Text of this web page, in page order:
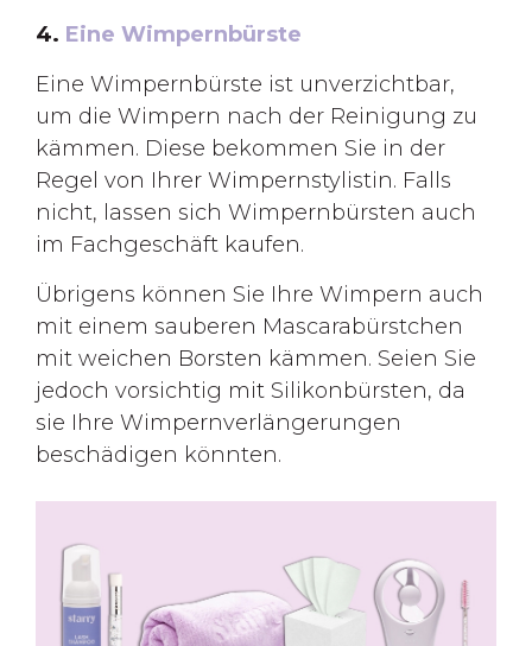
4. Eine Wimpernbürste
Eine Wimpernbürste ist unverzichtbar,
um die Wimpern nach der Reinigung zu
kämmen. Diese bekommen Sie in der
Regel von Ihrer Wimpernstylistin. Falls
nicht, lassen sich Wimpernbürsten auch
im Fachgeschäft kaufen.
Übrigens können Sie Ihre Wimpern auch
mit einem sauberen Mascarabürstchen
mit weichen Borsten kämmen. Seien Sie
jedoch vorsichtig mit Silikonbürsten, da
sie Ihre Wimpernverlängerungen
beschädigen könnten.